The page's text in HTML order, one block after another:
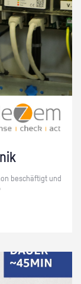
be­schäf­tigt und